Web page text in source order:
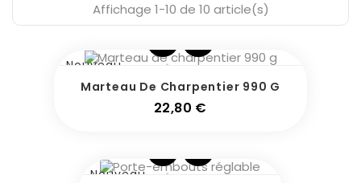
Affichage 1-10 de 10 article(s)
Nouveau
Marteau De Charpentier 990 G
22,80 €
Nouveau